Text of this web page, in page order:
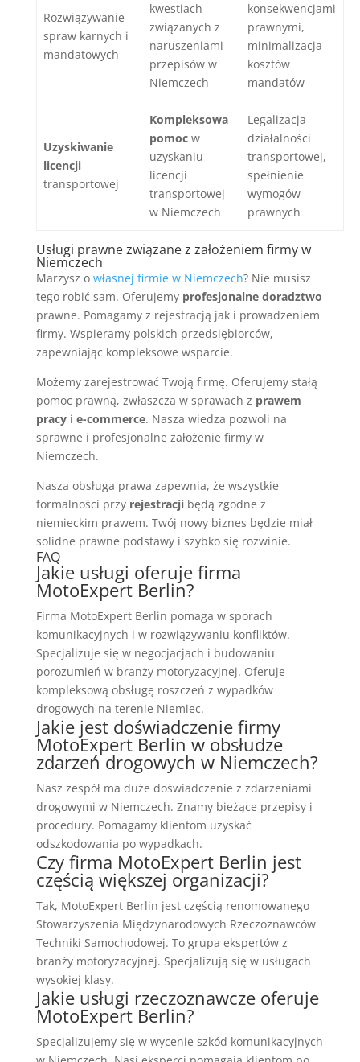
Rozwiązywanie
spraw karnych i
mandatowych
kwestiach
związanych z
naruszeniami
przepisów w
Niemczech
konsekwencjami
prawnymi,
minimalizacja
kosztów
mandatów
Uzyskiwanie
licencji
transportowej
Kompleksowa
pomoc w
uzyskaniu
licencji
transportowej
w Niemczech
Legalizacja
działalności
transportowej,
spełnienie
wymogów
prawnych
Usługi prawne związane z założeniem firmy w
Niemczech
Marzysz o własnej firmie w Niemczech? Nie musisz
tego robić sam. Oferujemy profesjonalne doradztwo
prawne. Pomagamy z rejestracją jak i prowadzeniem
firmy. Wspieramy polskich przedsiębiorców,
zapewniając kompleksowe wsparcie.
Możemy zarejestrować Twoją firmę. Oferujemy stałą
pomoc prawną, zwłaszcza w sprawach z prawem
pracyi e-commerce. Nasza wiedza pozwoli na
sprawne i profesjonalne założenie firmy w
Niemczech.
Nasza obsługa prawa zapewnia, że wszystkie
formalności przy rejestracjibędą zgodne z
niemieckim prawem. Twój nowy biznes będzie miał
solidne prawne podstawy i szybko się rozwinie.
FAQ
Jakie usługi oferuje firma
MotoExpert Berlin?
Firma MotoExpert Berlin pomaga w sporach
komunikacyjnych i w rozwiązywaniu konfliktów.
Specjalizuje się w negocjacjach i budowaniu
porozumień w branży motoryzacyjnej. Oferuje
kompleksową obsługę roszczeń z wypadków
drogowych na terenie Niemiec.
Jakie jest doświadczenie firmy
MotoExpert Berlin w obsłudze
zdarzeń drogowych w Niemczech?
Nasz zespół ma duże doświadczenie z zdarzeniami
drogowymi w Niemczech. Znamy bieżące przepisy i
procedury. Pomagamy klientom uzyskać
odszkodowania po wypadkach.
Czy firma MotoExpert Berlin jest
częścią większej organizacji?
Tak, MotoExpert Berlin jest częścią renomowanego
Stowarzyszenia Międzynarodowych Rzeczoznawców
Techniki Samochodowej. To grupa ekspertów z
branży motoryzacyjnej. Specjalizują się w usługach
wysokiej klasy.
Jakie usługi rzeczoznawcze oferuje
MotoExpert Berlin?
Specjalizujemy się w wycenie szkód komunikacyjnych